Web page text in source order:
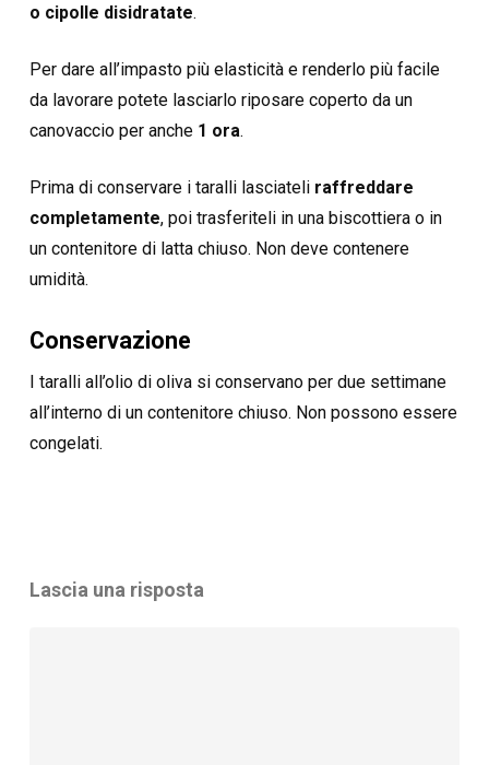
o cipolle disidratate.
Per dare all’impasto più elasticità e renderlo più facile
da lavorare potete lasciarlo riposare coperto da un
canovaccio per anche 1 ora.
Prima di conservare i taralli lasciateli raffreddare
completamente, poi trasferiteli in una biscottiera o in
un contenitore di latta chiuso. Non deve contenere
umidità.
Conservazione
I taralli all’olio di oliva si conservano per due settimane
all’interno di un contenitore chiuso. Non possono essere
congelati.
Lascia una risposta